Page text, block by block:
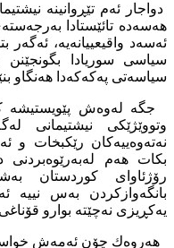
دواجار ئەم تێڕوانینە
هەسەدە تائێستادا
ئەسەد واقیعییانەیە، ئەگەر
سیاسی سوریادا بگونجێنن
سیاسەتی پەكەكەدا هەنگاو
جگە لەوەش پێویستیشە
وتووێژێكی نیشتیمانی
نەتەوەییەكان رێكبخات
بكات هەم
رۆژئاوای كوردستان
بانگەوازكردن بەس نییە
یەكڕیزی نەچێتە بوارو
هەروەك چۆن ئەمەش خواست